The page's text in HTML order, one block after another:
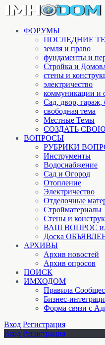
ФОРУМЫ
ПОСЛЕДНИЕ
земля и право
фундаменты и
Стройка и
стены и
электричество
коммуникации и
Cад, двор,
свободная тема
Местные Темы
СОЗДАТЬ
ВОПРОСЫ
РУБРИКИ
Инструменты
Водоснабжение
Сад и Огород
Отопление
Электричество
Отделочные
Стройматериалы
Стены и
ВАШ ВОПРОС
Доска
АРХИВЫ
Архив новостей
Архив опросов
ПОИСК
ИМХОДОМ
Правила
Бизнес-
Форма связи с
Вход Регистрация
Вход Регистрация